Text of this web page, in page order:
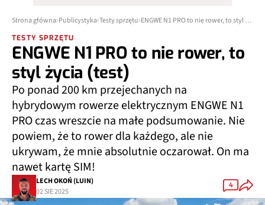
Strona główna Publicystyka Testy sprzętu ENGWE N1 PRO to nie rower, to styl życia (test)
TESTY SPRZĘTU
ENGWE N1 PRO to nie rower, to
styl życia (test)
Po ponad 200 km przejechanych na
hybrydowym rowerze elektrycznym ENGWE N1
PRO czas wreszcie na małe podsumowanie. Nie
powiem, że to rower dla każdego, ale nie
ukrywam, że mnie absolutnie oczarował. On ma
nawet kartę SIM!
LECH OKOŃ (LUIN)
02 SIE 2025
4